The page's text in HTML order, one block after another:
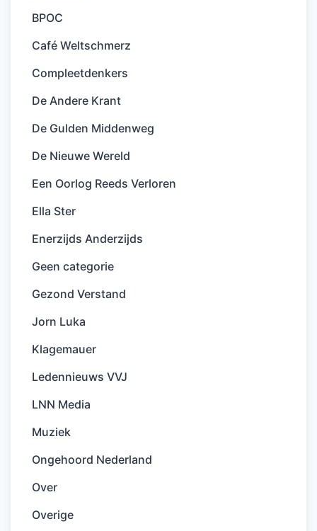
BPOC
Café Weltschmerz
Compleetdenkers
De Andere Krant
De Gulden Middenweg
De Nieuwe Wereld
Een Oorlog Reeds Verloren
Ella Ster
Enerzijds Anderzijds
Geen categorie
Gezond Verstand
Jorn Luka
Klagemauer
Ledennieuws VVJ
LNN Media
Muziek
Ongehoord Nederland
Over
Overige